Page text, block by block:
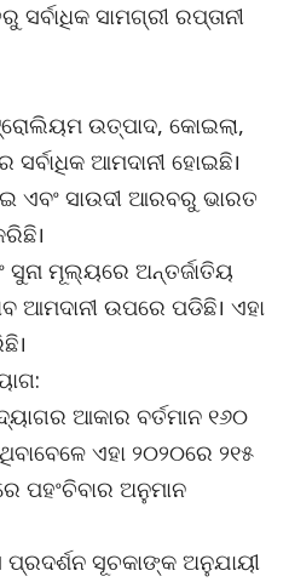
ସାମଗ୍ରୀ ରପ୍ତାନୀ
ଉତ୍ପାଦ, କୋଇଲା,
ଆମଦାନୀ ହୋଇଛି।
ଏବଂ ସାଉଦୀ ଆରବରୁ ଭାରତ
ମୂଲ୍ୟରେ ଅନ୍ତର୍ଜାତିୟ
ଆମଦାନୀ ଉପରେ ପଡିଛି। ଏହା
ଆକାର ବର୍ତମାନ ୧୬୦
ଏହା ୨୦୨୦ରେ ୨୧୫
ପହଂଚିବାର ଅନୁମାନ
ସୂଚକାଙ୍କ ଅନୁଯାୟୀ